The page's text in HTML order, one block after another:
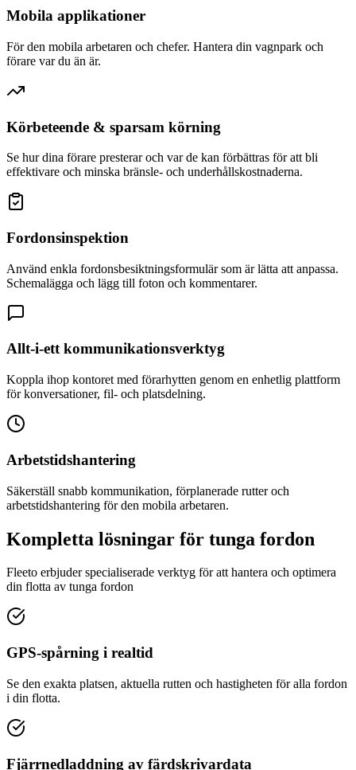
Mobila applikationer
För den mobila arbetaren och chefer. Hantera din vagnpark och
förare var du än är.
Körbeteende & sparsam körning
Se hur dina förare presterar och var de kan förbättras för att bli
effektivare och minska bränsle- och underhållskostnaderna.
Fordonsinspektion
Använd enkla fordonsbesiktningsformulär som är lätta att anpassa.
Schemalägga och lägg till foton och kommentarer.
Allt-i-ett kommunikationsverktyg
Koppla ihop kontoret med förarhytten genom en enhetlig plattform
för konversationer, fil- och platsdelning.
Arbetstidshantering
Säkerställ snabb kommunikation, förplanerade rutter och
arbetstidshantering för den mobila arbetaren.
Kompletta lösningar för tunga fordon
Fleeto erbjuder specialiserade verktyg för att hantera och optimera
din flotta av tunga fordon
GPS-spårning i realtid
Se den exakta platsen, aktuella rutten och hastigheten för alla fordon
i din flotta.
Fjärrnedladdning av färdskrivardata